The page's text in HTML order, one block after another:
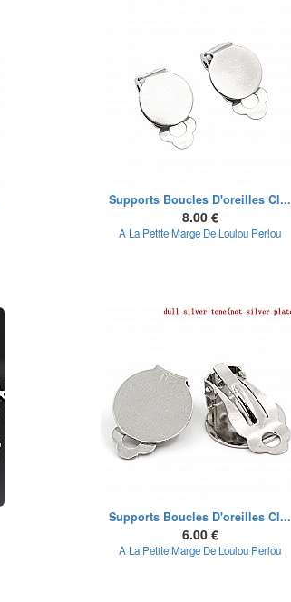
Supports Boucles D'oreilles Cl...
8.00 €
A La Petite Marge De Loulou Perlou
Supports Boucles D'oreilles Cl...
6.00 €
A La Petite Marge De Loulou Perlou